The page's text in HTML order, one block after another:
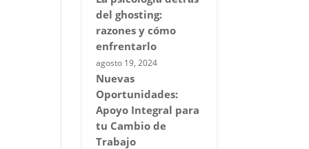
del ghosting:
razones y cómo
enfrentarlo
agosto 19, 2024
Nuevas
Oportunidades:
Apoyo Integral para
tu Cambio de
Trabajo